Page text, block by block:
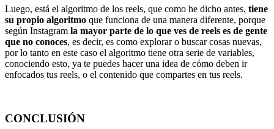
Luego, está el algoritmo de los reels, que como he dicho antes, tiene
su propio algoritmo que funciona de una manera diferente, porque
según Instagram la mayor parte de lo que ves de reels es de gente
que no conoces, es decir, es como explorar o buscar cosas nuevas,
por lo tanto en este caso el algoritmo tiene otra serie de variables,
conociendo esto, ya te puedes hacer una idea de cómo deben ir
enfocados tus reels, o el contenido que compartes en tus reels.
CONCLUSIÓN